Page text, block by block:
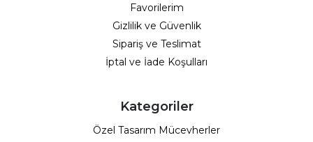
Favorilerim
Gizlilik ve Güvenlik
Sipariş ve Teslimat
İptal ve İade Koşulları
Kategoriler
Özel Tasarım Mücevherler